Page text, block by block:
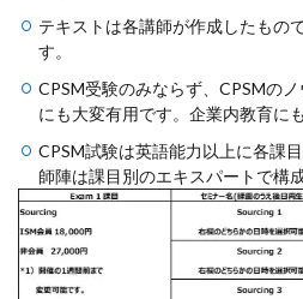
テキストは各講師が作成したもの
す。
CPSM受験のみならず、CPSMの
にも大変有用です。企業内教育に
CPSM試験は英語能力以上に各課
師陣は課目別のエキスパートで構